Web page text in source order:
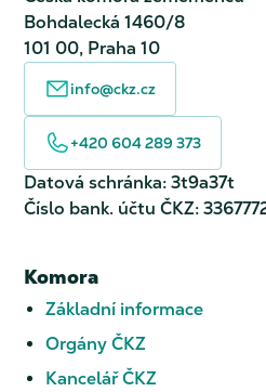
Bohdalecká 1460/8
101 00, Praha 10
info@ckz.cz
+420 604 289 373
Datová schránka: 3t9a37t
Číslo bank. účtu ČKZ:
Komora
Základní informace
Orgány ČKZ
Kancelář ČKZ